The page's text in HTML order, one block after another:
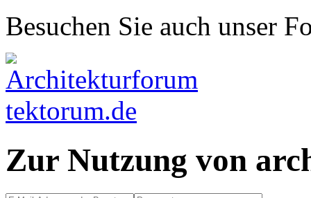
Besuchen Sie auch unser
Zur Nutzung von